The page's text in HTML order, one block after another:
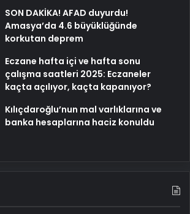
SON DAKİKA! AFAD duyurdu!
Amasya’da 4.6 büyüklüğünde
korkutan deprem
Eczane hafta içi ve hafta sonu
çalışma saatleri 2025: Eczaneler
kaçta açılıyor, kaçta kapanıyor?
Kılıçdaroğlu’nun mal varlıklarına ve
banka hesaplarına haciz konuldu